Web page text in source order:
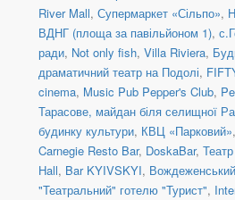
River Mall, Супермаркет «Сільпо»,
ВДНГ (площа за павільйоном 1),
ради, Not only fish, Villa Riviera,
драматичний театр на Подолі,
cinema, Music Pub Pepper's Club,
Тарасове, майдан біля селищної
будинку культури, КВЦ «Парковий»,
Carnegie Resto Bar, DoskaBar,
Hall, Bar KYIVSKYI,
"Театральний" готелю "Турист",